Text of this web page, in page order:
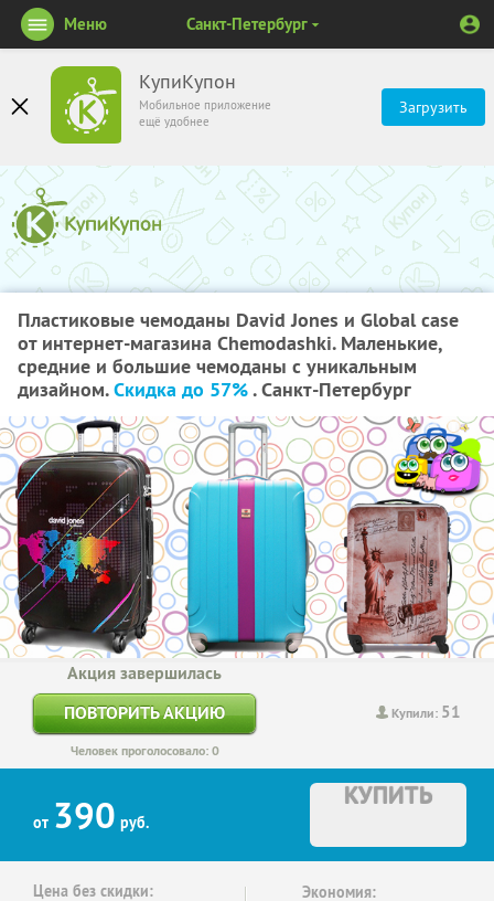
КупиКупон
Мобильное приложение
ещё удобнее
Загрузить
Меню Санкт-Петербург
Пластиковые чемоданы David Jones и Global case
от интернет-магазина Сhemodashki. Маленькие,
средние и большие чемоданы с уникальным
дизайном.Скидка до 57%. Санкт-Петербург
Купили: 51
Акция завершилась
ПОВТОРИТЬ АКЦИЮ
Человек проголосовало: 0
от 390 руб.
КУПИТЬ
Цена без скидки: Экономия: